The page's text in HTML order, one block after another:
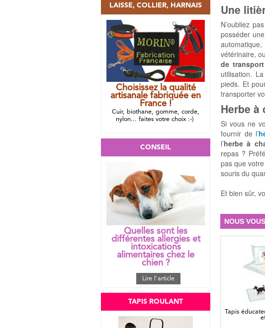
LAISSE, COLLIER, HARNAIS
Choisissez la qualité
artisanale fabriquée en
France !
Cuir, biothane, gomme, corde,
nylon... faites votre choix :-)
CONSEIL
Quelles sont les
différentes allergies et
intoxications
alimentaires chez le
chien ?
Lire l'article
TAPIS ROULANT
Une
N’oubliez
posséder
vétérinaire,
de
utilisation.
pieds. Et
transporter
Herbe
Si vous ne
fournir de l’
l’herbe à
repas ?
pas que
souris du
Et bien sûr,
NOUS
Tapis